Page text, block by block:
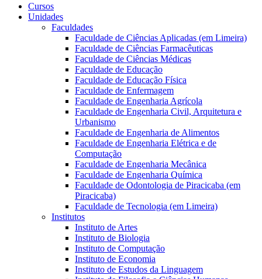
Cursos
Unidades
Faculdades
Faculdade de Ciências Aplicadas (em Limeira)
Faculdade de Ciências Farmacêuticas
Faculdade de Ciências Médicas
Faculdade de Educação
Faculdade de Educação Física
Faculdade de Enfermagem
Faculdade de Engenharia Agrícola
Faculdade de Engenharia Civil, Arquitetura e
Urbanismo
Faculdade de Engenharia de Alimentos
Faculdade de Engenharia Elétrica e de
Computação
Faculdade de Engenharia Mecânica
Faculdade de Engenharia Química
Faculdade de Odontologia de Piracicaba (em
Piracicaba)
Faculdade de Tecnologia (em Limeira)
Institutos
Instituto de Artes
Instituto de Biologia
Instituto de Computação
Instituto de Economia
Instituto de Estudos da Linguagem